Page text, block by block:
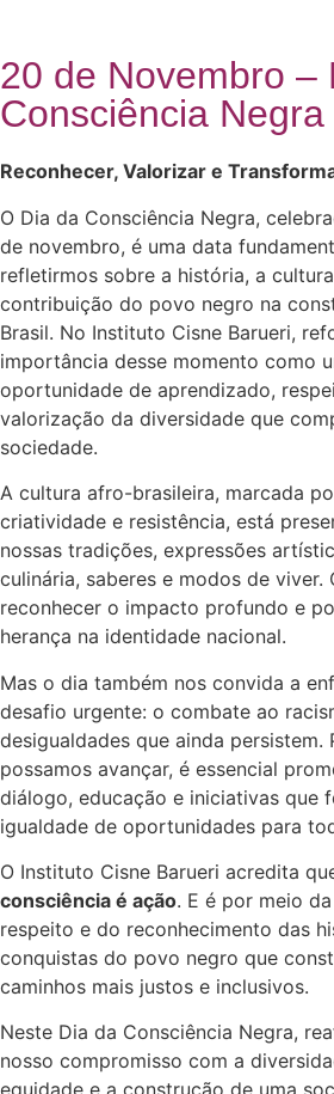
20 de Novembro –
Consciência Negra
Reconhecer, Valorizar e
O Dia da Consciência Negra,
de novembro, é uma data
refletirmos sobre a história, a
contribuição do povo negro na
Brasil. No Instituto Cisne Barueri,
importância desse momento como
oportunidade de aprendizado,
valorização da diversidade que
sociedade.
A cultura afro-brasileira, marcada
criatividade e resistência, está
nossas tradições, expressões
culinária, saberes e modos de viver.
reconhecer o impacto profundo e
herança na identidade nacional.
Mas o dia também nos convida a
desafio urgente: o combate ao
desigualdades que ainda persistem.
possamos avançar, é essencial
diálogo, educação e iniciativas que
igualdade de oportunidades para
O Instituto Cisne Barueri acredita
consciência é ação. E é por meio
respeito e do reconhecimento das
conquistas do povo negro que
caminhos mais justos e inclusivos.
Neste Dia da Consciência Negra,
nosso compromisso com a